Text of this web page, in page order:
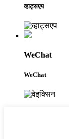
व्हाट्सएप
WeChat
WeChat